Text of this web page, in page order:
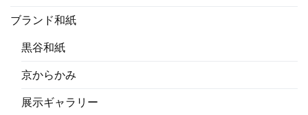
ブランド和紙
黒谷和紙
京からかみ
展示ギャラリー